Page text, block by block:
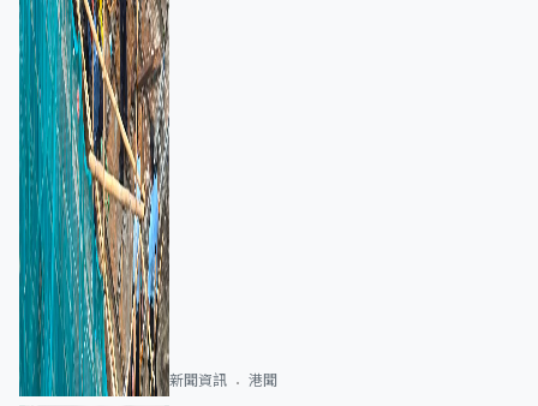
新聞資訊 港聞